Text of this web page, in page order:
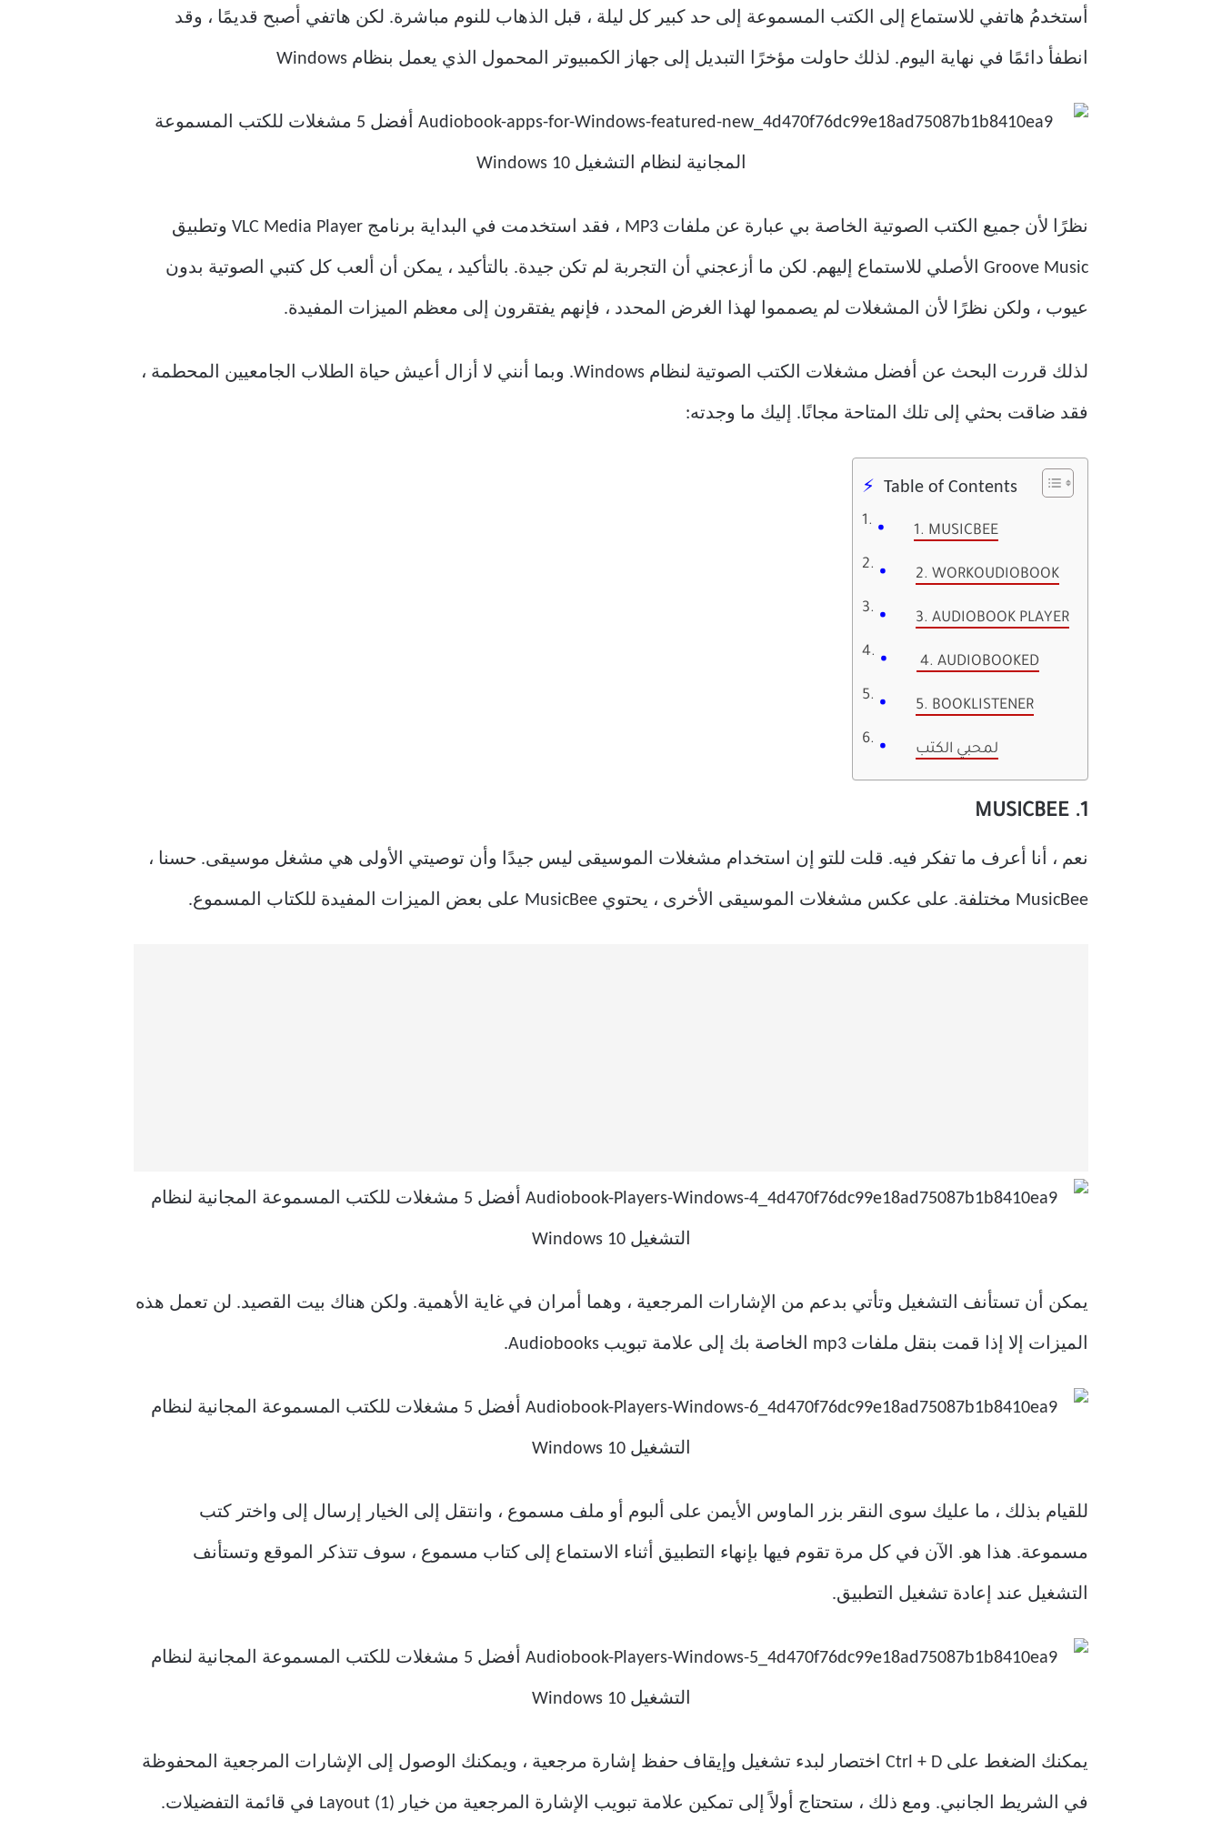
أستخدمُ هاتفي للاستماع إلى الكتب المسموعة إلى حد كبير كل ليلة ، قبل الذهاب للنوم مباشرة. لكن هاتفي أصبح قديمًا ، وقد
انطفأ دائمًا في نهاية اليوم. لذلك حاولت مؤخرًا التبديل إلى جهاز الكمبيوتر المحمول الذي يعمل بنظام Windows
نظرًا لأن جميع الكتب الصوتية الخاصة بي عبارة عن ملفات MP3 ، فقد استخدمت في البداية برنامج VLC Media Player وتطبيق
Groove Music الأصلي للاستماع إليهم. لكن ما أزعجني أن التجربة لم تكن جيدة. بالتأكيد ، يمكن أن ألعب كل كتبي الصوتية بدون
عيوب ، ولكن نظرًا لأن المشغلات لم يصمموا لهذا الغرض المحدد ، فإنهم يفتقرون إلى معظم الميزات المفيدة.
لذلك قررت البحث عن أفضل مشغلات الكتب الصوتية لنظام Windows. وبما أنني لا أزال أعيش حياة الطلاب الجامعيين المحطمة ،
فقد ضاقت بحثي إلى تلك المتاحة مجانًا. إليك ما وجدته:
Table of Contents
1. MUSICBEE
2. WORKOUDIOBOOK
3. AUDIOBOOK PLAYER
4. AUDIOBOOKED
5. BOOKLISTENER
لمحبي الكتب
1. MUSICBEE
نعم ، أنا أعرف ما تفكر فيه. قلت للتو إن استخدام مشغلات الموسيقى ليس جيدًا وأن توصيتي الأولى هي مشغل موسيقى. حسنا ،
MusicBee مختلفة. على عكس مشغلات الموسيقى الأخرى ، يحتوي MusicBee على بعض الميزات المفيدة للكتاب المسموع.
يمكن أن تستأنف التشغيل وتأتي بدعم من الإشارات المرجعية ، وهما أمران في غاية الأهمية. ولكن هناك بيت القصيد. لن تعمل هذه
الميزات إلا إذا قمت بنقل ملفات mp3 الخاصة بك إلى علامة تبويب Audiobooks.
للقيام بذلك ، ما عليك سوى النقر بزر الماوس الأيمن على ألبوم أو ملف مسموع ، وانتقل إلى الخيار إرسال إلى واختر كتب
مسموعة. هذا هو. الآن في كل مرة تقوم فيها بإنهاء التطبيق أثناء الاستماع إلى كتاب مسموع ، سوف تتذكر الموقع وتستأنف
التشغيل عند إعادة تشغيل التطبيق.
يمكنك الضغط على Ctrl + D اختصار لبدء تشغيل وإيقاف حفظ إشارة مرجعية ، ويمكنك الوصول إلى الإشارات المرجعية المحفوظة
في الشريط الجانبي. ومع ذلك ، ستحتاج أولاً إلى تمكين علامة تبويب الإشارة المرجعية من خيار Layout (1) في قائمة التفضيلات.